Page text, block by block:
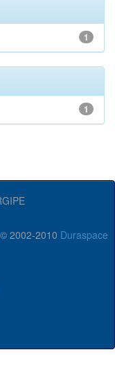
1
1
2002-2010 Duraspace